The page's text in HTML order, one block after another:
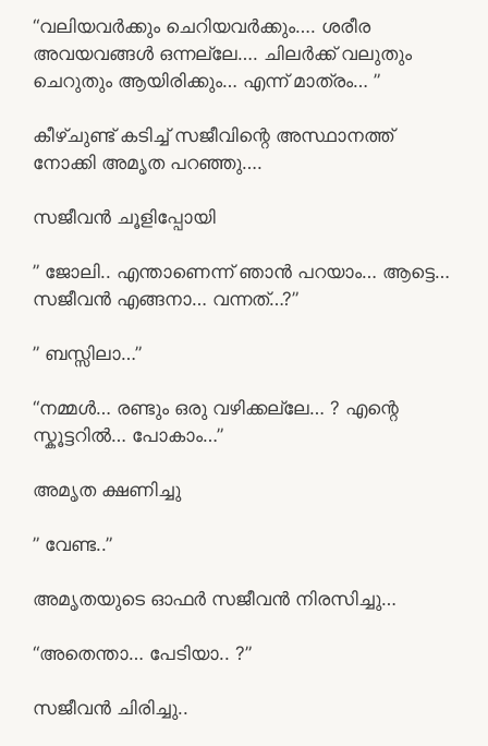
“വലിയവർക്കും ചെറിയവർക്കും…. ശരീര
അവയവങ്ങൾ ഒന്നല്ലേ…. ചിലർക്ക് വലുതും
ചെറുതും ആയിരിക്കും… എന്ന് മാത്രം… ”
കീഴ്ചുണ്ട് കടിച്ച് സജീവിന്റെ അസ്ഥാനത്ത്
നോക്കി അമൃത പറഞ്ഞു….
സജീവൻ ചൂളിപ്പോയി
” ജോലി.. എന്താണെന്ന് ഞാൻ പറയാം… ആട്ടെ…
സജീവൻ എങ്ങനാ… വന്നത്…?”
” ബസ്സിലാ…”
“നമ്മൾ… രണ്ടും ഒരു വഴിക്കല്ലേ… ? എന്റെ
സ്കൂട്ടറിൽ… പോകാം…”
അമൃത ക്ഷണിച്ചു
” വേണ്ട..”
അമൃതയുടെ ഓഫർ സജീവൻ നിരസിച്ചു…
“അതെന്താ… പേടിയാ.. ?”
സജീവൻ ചിരിച്ചു..